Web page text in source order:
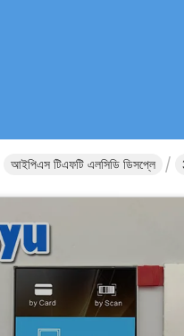
আইপিএস টিএফটি এলসিডি ডিসপ্লে